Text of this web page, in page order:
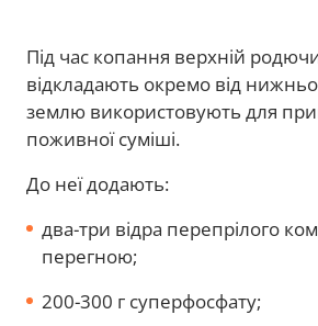
Під час копання верхній
відкладають окремо від
землю використовують для
поживної суміші.
До неї додають:
два-три відра перепрілого
перегною;
200-300 г суперфосфату;